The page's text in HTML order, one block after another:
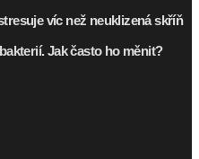
víc než neuklizená skříň
Jak často ho měnit?